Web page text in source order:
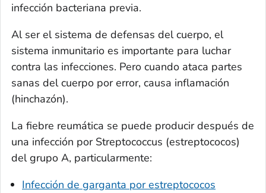
infección bacteriana previa.
Al ser el sistema de defensas del cuerpo, el
sistema inmunitario es importante para luchar
contra las infecciones. Pero cuando ataca partes
sanas del cuerpo por error, causa inflamación
(hinchazón).
La fiebre reumática se puede producir después de
una infección por Streptococcus (estreptococos)
del grupo A, particularmente:
Infección de garganta por estreptococos